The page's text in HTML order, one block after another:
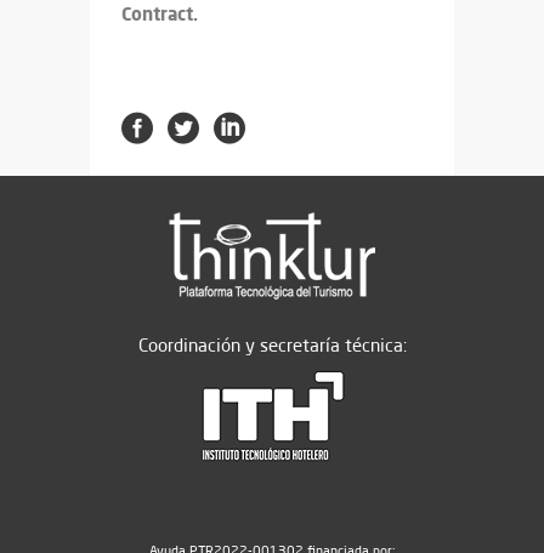
Contract.
Coordinación y secretaría técnica: